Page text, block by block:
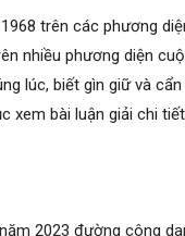
trên các phương
nhiều phương diện
lúc, biết gìn giữ và
xem bài luận giải chi
2023 đường công